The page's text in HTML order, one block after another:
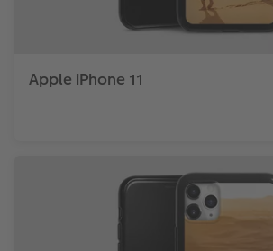
Apple iPhone 11